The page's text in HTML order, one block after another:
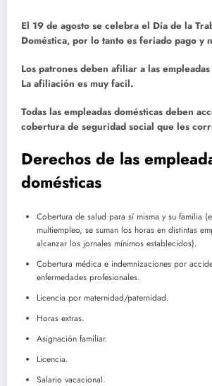
El 19 de agosto se celebra el Día de la
Doméstica, por lo tanto es feriado pago y
Los patrones deben afiliar a las empleadas
La afiliación es muy facil.
Todas las empleadas domésticas deben
cobertura de seguridad social que les
Derechos de las
domésticas
Cobertura de salud para sí misma y su familia
multiempleo, se suman los horas en distintas
alcanzar los jornales mínimos establecidos).
Cobertura médica e indemnizaciones por
enfermedades profesionales.
Licencia por maternidad/paternidad.
Horas extras.
Asignación familiar.
Licencia.
Salario vacacional.